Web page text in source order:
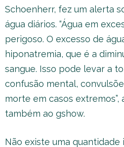
Schoenherr, fez um alerta
água diários. “Água em
perigoso. O excesso de
hiponatremia, que é a
sangue. Isso pode levar a
confusão mental,
morte em casos
também ao gshow.
Não existe uma quantidade